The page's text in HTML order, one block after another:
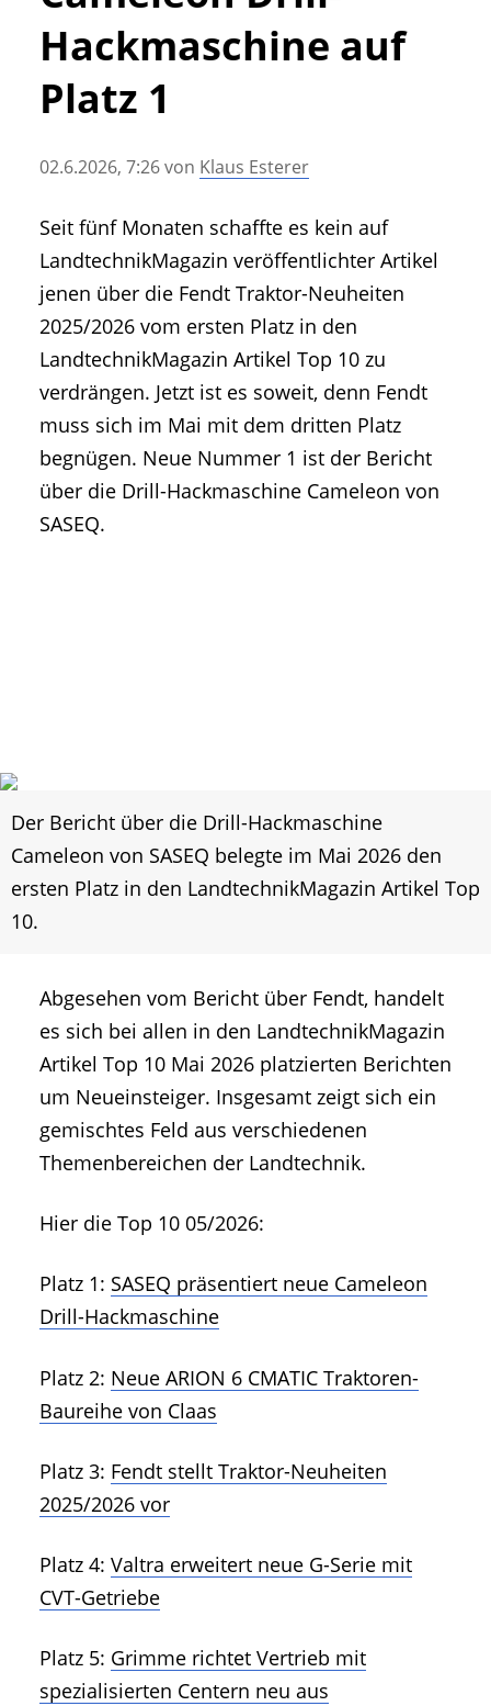
• Messen und Veranstaltungen
• Mitteilung der Redaktion
• Agritechnica Neuheiten Archiv
Hackmaschine auf
Platz 1
02.6.2026, 7:26von Klaus Esterer
Seit fünf Monaten schaffte es kein auf
LandtechnikMagazin veröffentlichter Artikel
jenen über die Fendt Traktor-Neuheiten
2025/2026 vom ersten Platz in den
LandtechnikMagazin Artikel Top 10 zu
verdrängen. Jetzt ist es soweit, denn Fendt
muss sich im Mai mit dem dritten Platz
begnügen. Neue Nummer 1 ist der Bericht
über die Drill-Hackmaschine Cameleon von
SASEQ.
Der Bericht über die Drill-Hackmaschine
Cameleon von SASEQ belegte im Mai 2026 den
ersten Platz in den LandtechnikMagazin Artikel Top
10.
Abgesehen vom Bericht über Fendt, handelt
es sich bei allen in den LandtechnikMagazin
Artikel Top 10 Mai 2026 platzierten Berichten
um Neueinsteiger. Insgesamt zeigt sich ein
gemischtes Feld aus verschiedenen
Themenbereichen der Landtechnik.
Hier die Top 10 05/2026:
Platz 1: SASEQ präsentiert neue Cameleon
Drill-Hackmaschine
Platz 2: Neue ARION 6 CMATIC Traktoren-
Baureihe von Claas
Platz 3: Fendt stellt Traktor-Neuheiten
2025/2026 vor
Platz 4: Valtra erweitert neue G-Serie mit
CVT-Getriebe
Platz 5: Grimme richtet Vertrieb mit
spezialisierten Centern neu aus